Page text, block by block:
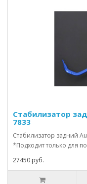
Стабилизатор
7833
Стабилизатор задний
*Подходит только для
27450 руб.